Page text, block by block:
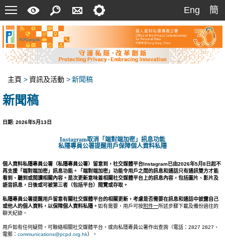
菜
單
速
指
南
索
絡
我
定
Eng
簡
簡
主頁 >資訊及活動 >新聞稿
新聞稿
日期: 2026年5月13日
Instagram取消「端對端加密」訊息功能
私隱專員公署提醒用戶保障個人資料私隱
個人資料私隱專員公署（私隱專員公署）留意到，社交媒體平台Instagram已由2026年5月8 日起不
再支援「端對端加密」訊息功能。「端對端加密」功能令用戶之間的訊息和通話只有通訊雙方才能
看到、聽到或閱讀相關內容。 是次更新意味着相關社交媒體平台上的訊息內容，包括圖片、影片及
語音訊息，日後或可被第三者 （包括平台）閱覽或存取 。
私隱專員公署提醒用戶留意有關社交媒體平台的相關更新，考慮是否需要在訊息和通話中披露自己
或他人的個人資料，以保障個人資料私隱。 如有需要，用戶可按附件一所述步驟下載及備份過往的
聊天紀錄。
用戶如有任何疑問，可聯絡相關社交媒體平台，或向私隱專員公署作出查詢（電話：2827 2827、
電郵： communications@pcpd.org.hk）。